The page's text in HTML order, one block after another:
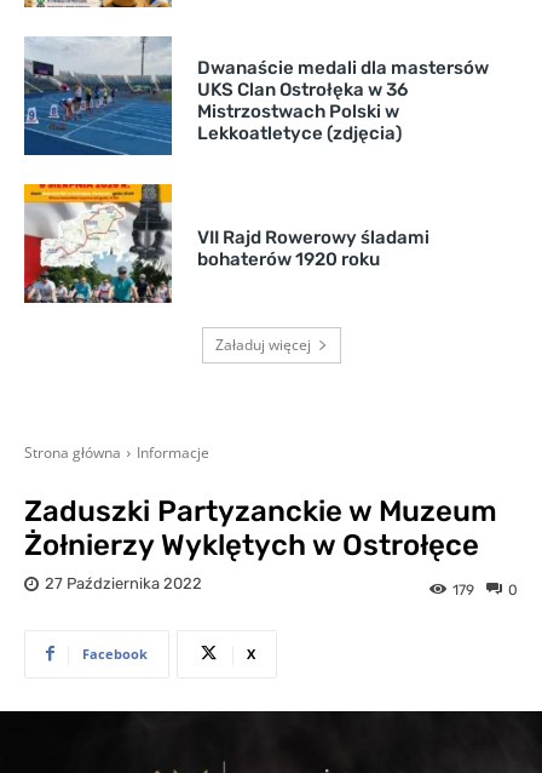
Dwanaście medali dla mastersów
UKS Clan Ostrołęka w 36
Mistrzostwach Polski w
Lekkoatletyce (zdjęcia)
VII Rajd Rowerowy śladami
bohaterów 1920 roku
Załaduj więcej